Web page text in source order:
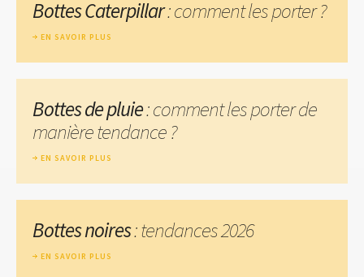
Bottes Caterpillar: comment les porter ?
EN SAVOIR PLUS
Bottes de pluie: comment les porter de
manière tendance ?
EN SAVOIR PLUS
Bottes noires: tendances 2026
EN SAVOIR PLUS